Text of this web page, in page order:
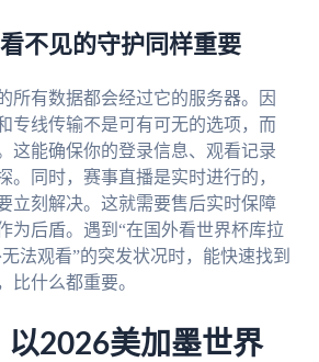
不见的守护同样重要
所有数据都会经过它的服务器。因
专线传输不是可有可无的选项，而
这能确保你的登录信息、观看记录
。同时，赛事直播是实时进行的，
立刻解决。这就需要售后实时保障
为后盾。遇到“在国外看世界杯库拉
法观看”的突发状况时，能快速找到
比什么都重要。
以2026美加墨世界